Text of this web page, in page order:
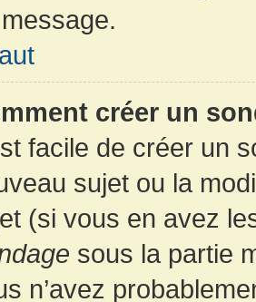
créer un
facile de créer un
sujet ou la
(si vous en avez
sous la partie
n’avez